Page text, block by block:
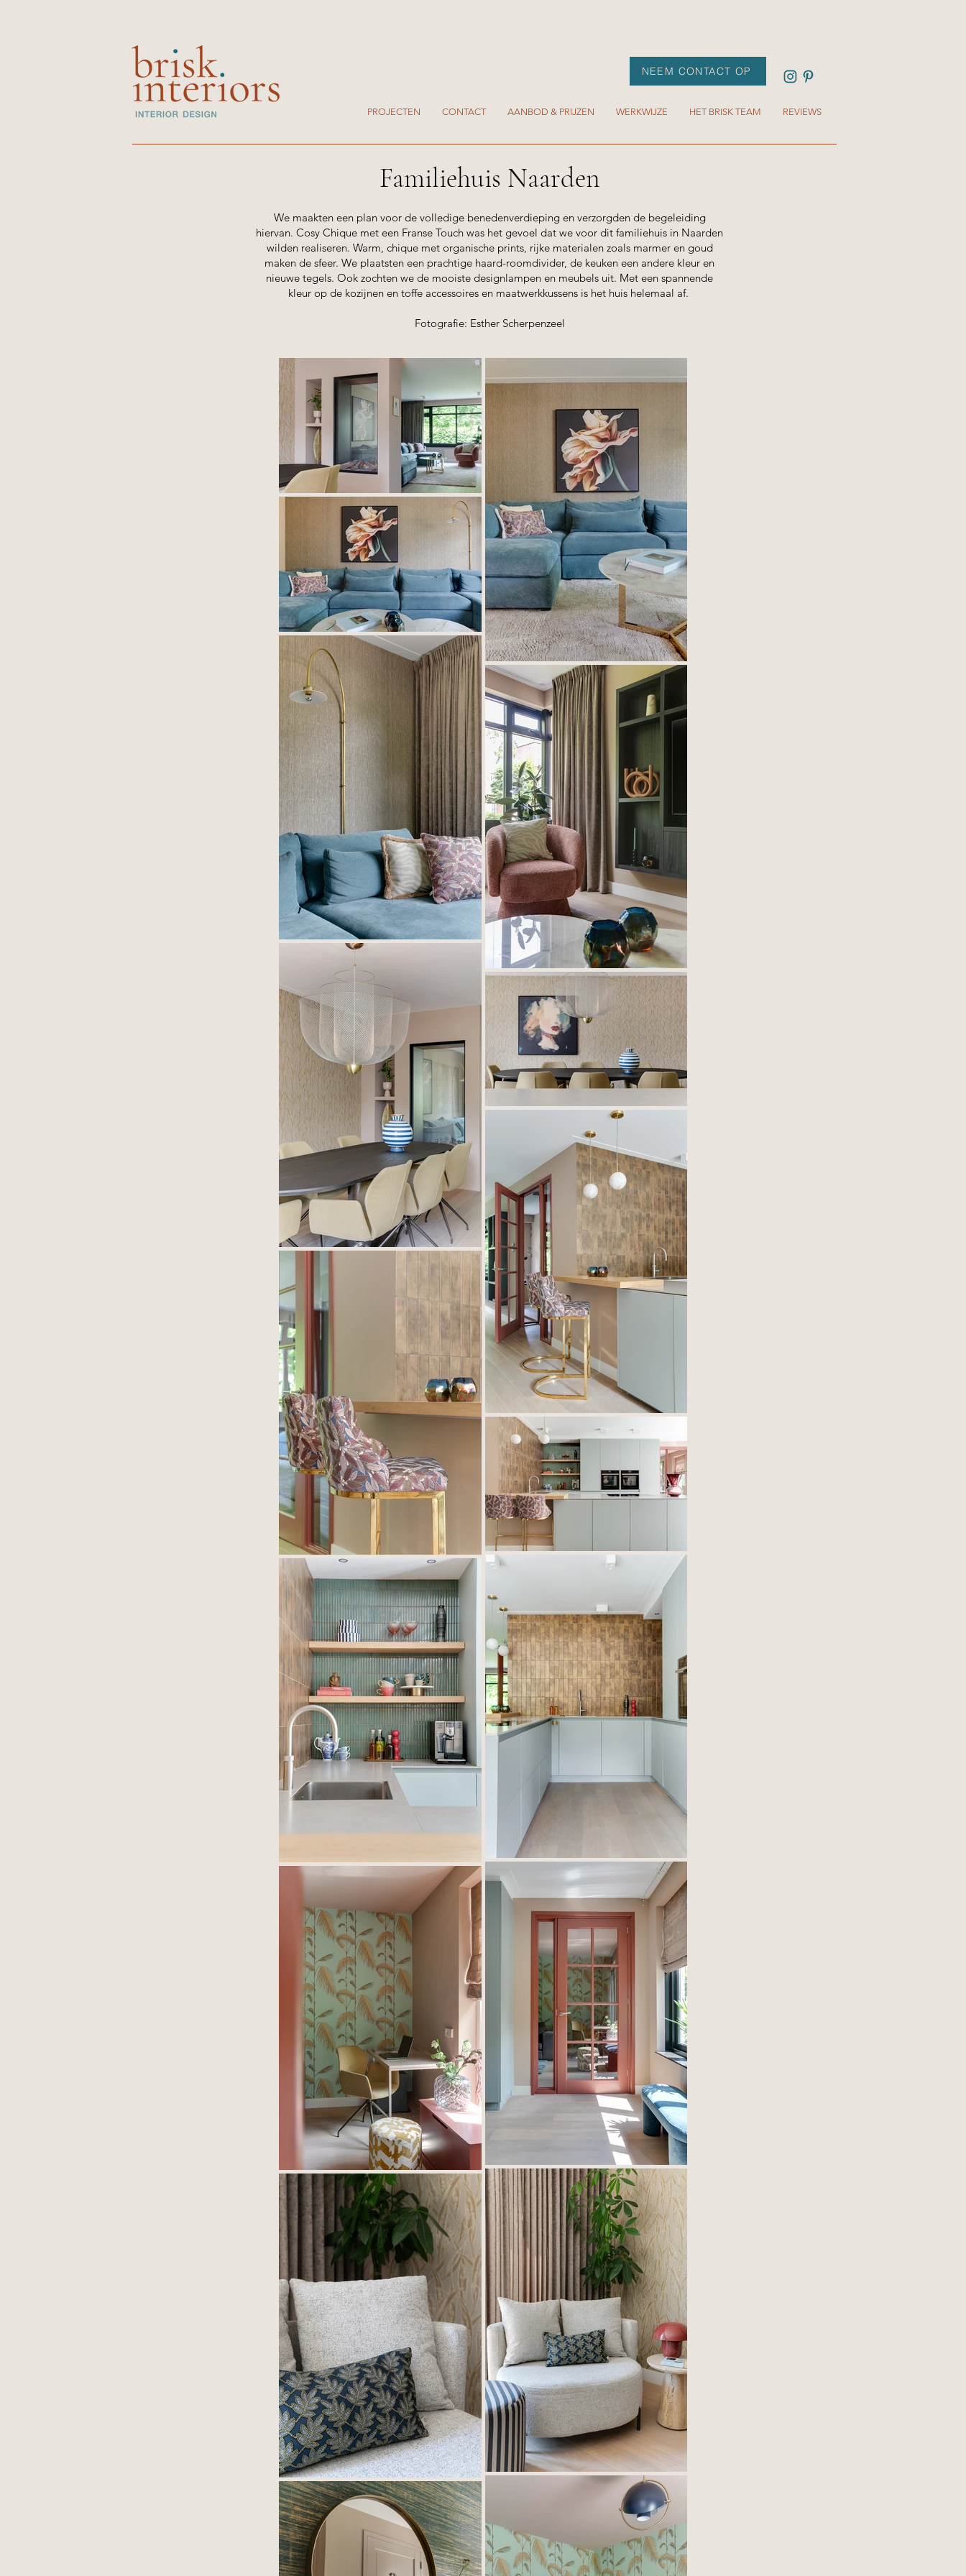
PROJECTEN CONTACT AANBOD & PRIJZEN WERKWIJZE HET BRISK TEAM REVIEWS
NEEM CONTACT OP
Familiehuis Naarden
We maakten een plan voor de volledige benedenverdieping en verzorgden de begeleiding
hiervan. Cosy Chique met een Franse Touch was het gevoel dat we voor dit familiehuis in Naarden
wilden realiseren. Warm, chique met organische prints, rijke materialen zoals marmer en goud
maken de sfeer. We plaatsten een prachtige haard-roomdivider, de keuken een andere kleur en
nieuwe tegels. Ook zochten we de mooiste designlampen en meubels uit. Met een spannende
kleur op de kozijnen en toffe accessoires en maatwerkkussens is het huis helemaal af.
Fotografie: Esther Scherpenzeel